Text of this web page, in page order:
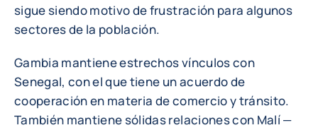
sigue siendo motivo de frustración para algunos
sectores de la población.
Gambia mantiene estrechos vínculos con
Senegal, con el que tiene un acuerdo de
cooperación en materia de comercio y tránsito.
También mantiene sólidas relaciones con Malí —